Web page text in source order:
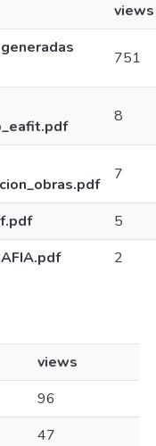
views
751
8
7
5
2
views
96
47